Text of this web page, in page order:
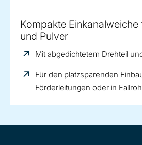
Kompakte Einkanalweiche
und Pulver
Mit abgedichtetem Drehteil
Für den platzsparenden
Förderleitungen oder in